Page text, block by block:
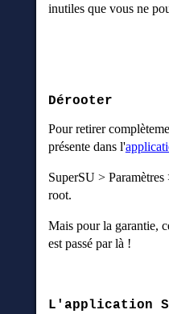
inutiles que vous ne
Dérooter
Pour retirer
présente dans l'
SuperSU >
root.
Mais pour la garantie,
est passé par là !
L'application